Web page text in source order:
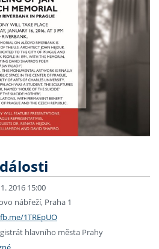
2016 15:00
nábřeží, Praha 1
1TREpUO
hlavního města Prahy